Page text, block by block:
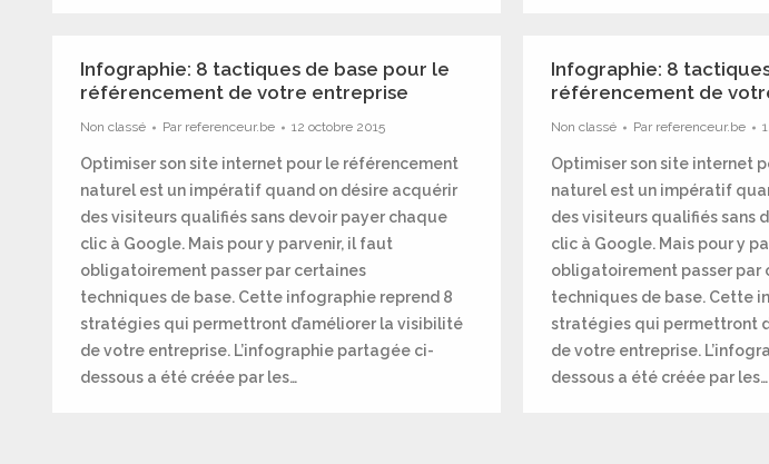
Infographie: 8 tactiques de base pour le
référencement de votre entreprise
Non classé Par referenceur.be 12 octobre 2015
Optimiser son site internet pour le référencement
naturel est un impératif quand on désire acquérir
des visiteurs qualifiés sans devoir payer chaque
clic à Google. Mais pour y parvenir, il faut
obligatoirement passer par certaines
techniques de base. Cette infographie reprend 8
stratégies qui permettront d’améliorer la visibilité
de votre entreprise. L’infographie partagée ci-
dessous a été créée par les…
Infographie: 8
référencement de
Non classé Par referenceur.be
Optimiser son site internet
naturel est un impératif
des visiteurs qualifiés sans
clic à Google. Mais pour y
obligatoirement passer par
techniques de base. Cette
stratégies qui permettront
de votre entreprise.
dessous a été créée par les…